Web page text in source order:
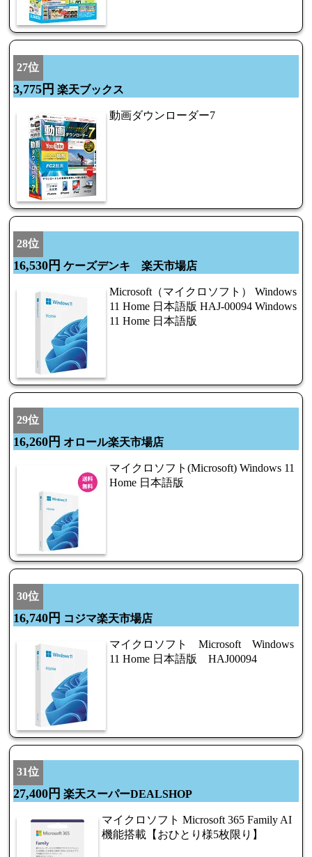
27位
3,775円 楽天ブックス
動画ダウンローダー7
28位
16,530円 ケーズデンキ 楽天市場店
Microsoft（マイクロソフト） Windows
11 Home 日本語版 HAJ-00094 Windows
11 Home 日本語版
29位
16,260円 オロール楽天市場店
マイクロソフト(Microsoft) Windows 11
Home 日本語版
30位
16,740円 コジマ楽天市場店
マイクロソフト Microsoft Windows
11 Home 日本語版 HAJ00094
31位
27,400円 楽天スーパーDEALSHOP
マイクロソフト Microsoft 365 Family AI
機能搭載【おひとり様5枚限り】